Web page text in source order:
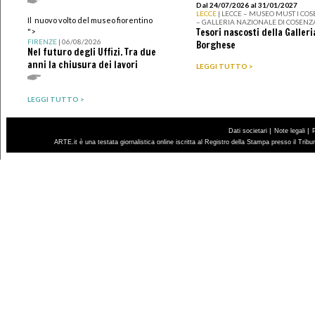
Il nuovo volto del museo fiorentino
">
FIRENZE| 06/08/2026
Nel futuro degli Uffizi. Tra due
anni la chiusura dei lavori
LEGGI TUTTO >
Dal 24/07/2026 al 31/01/2027
LECCE | LECCE – MUSEO MUST I
– GALLERIA NAZIONALE DI
Tesori nascosti della
Borghese
LEGGI TUTTO >
Dati societari | Note legali |
ARTE.it è una testata giornalistica online iscritta al Registro della Stampa presso il